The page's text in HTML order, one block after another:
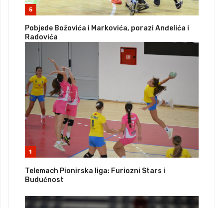
5
Pobjede Božovića i Markovića, porazi Anđelića i
Radovića
1
Telemach Pionirska liga: Furiozni Stars i
Budućnost